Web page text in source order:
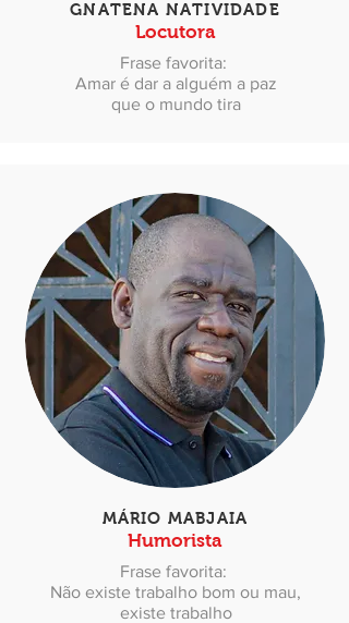
GNATENA NATIVIDADE
Locutora
Frase favorita:
Amar é dar a alguém a paz
que o mundo tira
MÁRIO MABJAIA
Humorista
Frase favorita:
Não existe trabalho bom ou mau,
existe trabalho